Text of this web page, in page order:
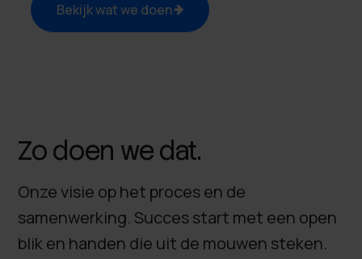
Bekijk wat we doen
Zo doen we dat.
Onze visie op het proces en de
samenwerking. Succes start met een open
blik en handen die uit de mouwen steken.